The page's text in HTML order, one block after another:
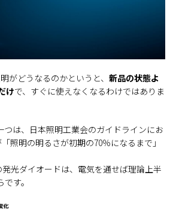
がどうなるのかというと、新品の状態よ
けで、すぐに使えなくなるわけではありま
つは、日本照明工業会のガイドラインにお
照明の明るさが初期の70％になるまで」
光ダイオードは、電気を通せば理論上半
す。